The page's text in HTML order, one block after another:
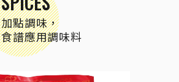
加點調味，
食譜應用調味料